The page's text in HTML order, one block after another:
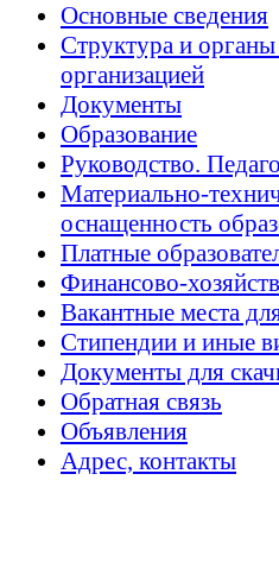
Основные сведения
Структура и органы
организацией
Документы
Образование
Руководство.
Материально-
оснащенность
Платные
Финансово-
Вакантные места
Стипендии и иные
Документы для
Обратная связь
Объявления
Адрес, контакты